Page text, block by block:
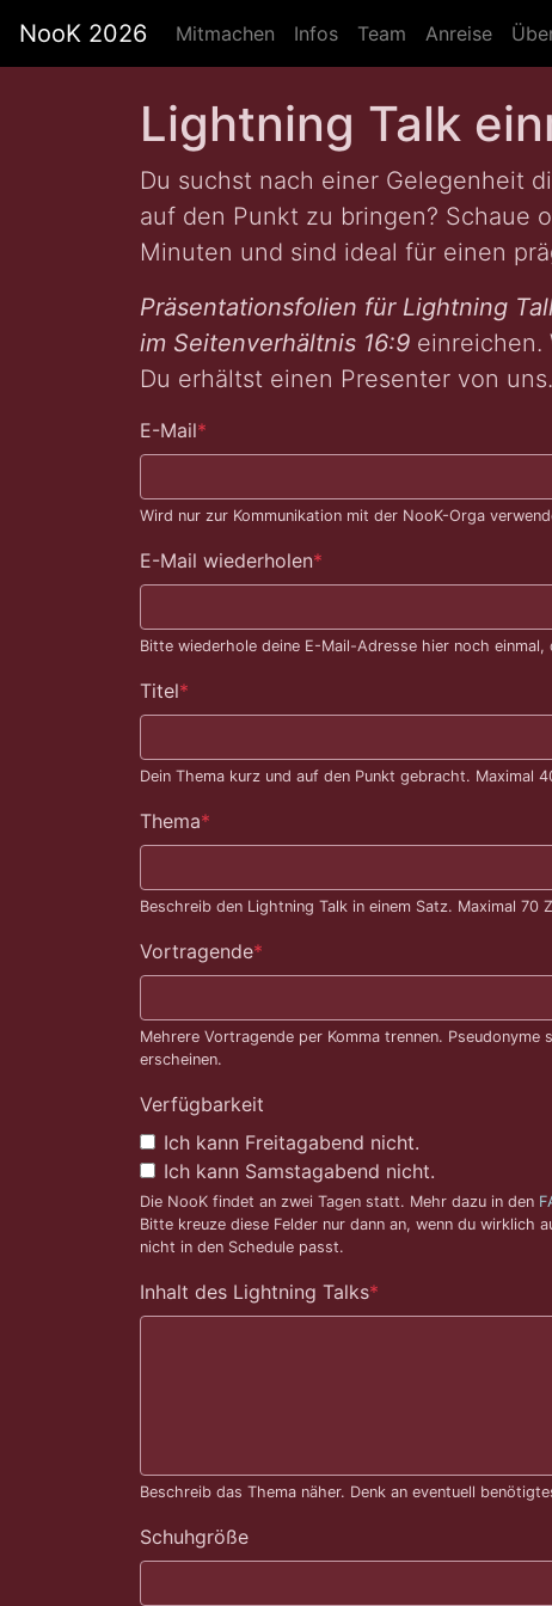
NooK 2026 Mitmachen Infos Team Anreise
Lightning Talk
Du suchst nach einer Gelegenheit
auf den Punkt zu bringen? Schaue
Minuten und sind ideal für einen
Präsentationsfolien für Lightning
im Seitenverhältnis 16:9 einreichen.
Du erhältst einen Presenter von
E-Mail*
Wird nur zur Kommunikation mit der NooK-Orga
E-Mail wiederholen*
Bitte wiederhole deine E-Mail-Adresse hier noch
Titel*
Dein Thema kurz und auf den Punkt gebracht. Maximal
Thema*
Beschreib den Lightning Talk in einem Satz. Maximal
Vortragende*
Mehrere Vortragende per Komma trennen.
erscheinen.
Verfügbarkeit
Ich kann Freitagabend nicht.
Ich kann Samstagabend nicht.
Die NooK findet an zwei Tagen statt. Mehr dazu in den
Bitte kreuze diese Felder nur dann an, wenn du wirklich
nicht in den Schedule passt.
Inhalt des Lightning Talks*
Beschreib das Thema näher. Denk an eventuell
Schuhgröße